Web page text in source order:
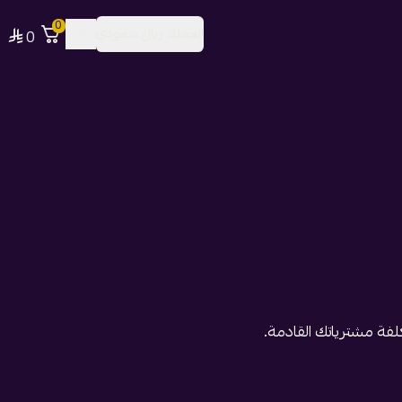
0
0
مشترياتك القادمة.